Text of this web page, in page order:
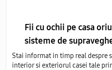
Fii cu ochii pe casa
sisteme de
Stai informat in timp real despre
interior si exteriorul casei tale